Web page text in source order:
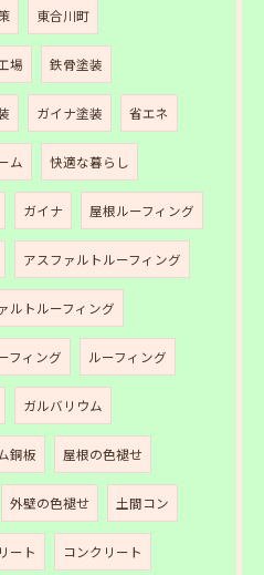
東合川町
場 鉄骨塗装
ガイナ塗装 省エネ
ム 快適な暮らし
ガイナ 屋根ルーフィング
アスファルトルーフィング
ルトルーフィング
フィング ルーフィング
ガルバリウム
銅板 屋根の色褪せ
外壁の色褪せ 土間コン
ート コンクリート